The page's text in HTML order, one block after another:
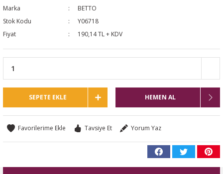
Marka
BETTO
Stok Kodu
Y06718
Fiyat
190,14 TL + KDV
SEPETE EKLE HEMEN AL
Tavsiye Et Yorum Yaz